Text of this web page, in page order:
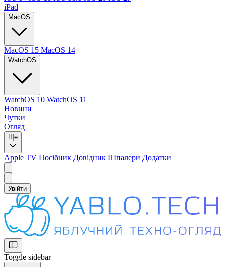
iPad
MacOS
MacOS 15 MacOS 14
WatchOS
WatchOS 10 WatchOS 11
Новини
Чутки
Огляд
Ще
Apple TV Посібник Довідник Шпалери Додатки
Увійти
Toggle sidebar